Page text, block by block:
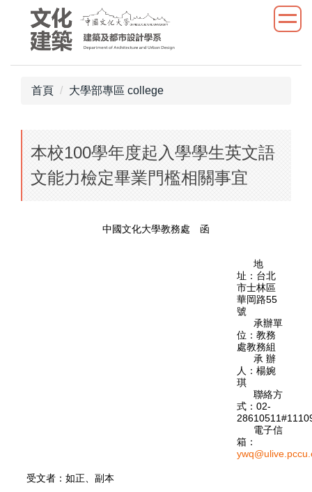
首頁 大學部專區 college
本校100學年度起入學學生英文語
文能力檢定畢業門檻相關事宜
中國文化大學教務處 函
地
址：台北
市士林區
華岡路55
號
承辦單
位：教務
處教務組
承 辦
人：楊婉
琪
聯絡方
式：02-
電子信
箱：
受文者：如正、副本